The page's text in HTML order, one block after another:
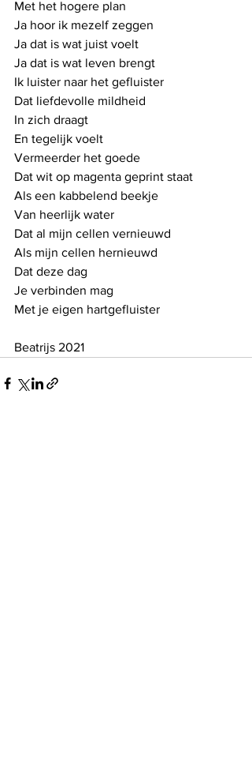
Met het hogere plan
Ja hoor ik mezelf zeggen
Ja dat is wat juist voelt
Ja dat is wat leven brengt
Ik luister naar het gefluister
Dat liefdevolle mildheid
In zich draagt
En tegelijk voelt
Vermeerder het goede
Dat wit op magenta geprint staat
Als een kabbelend beekje
Van heerlijk water
Dat al mijn cellen vernieuwd
Als mijn cellen hernieuwd
Dat deze dag
Je verbinden mag
Met je eigen hartgefluister
Beatrijs 2021